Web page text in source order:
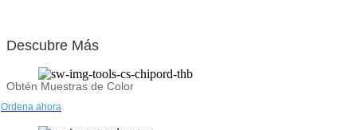
Descubre Más
Obtén Muestras de Color
Ordena ahora